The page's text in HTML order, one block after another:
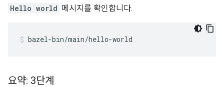
Hello world 메시지를 확인합니다.
bazel-bin/main/hello-world
요약: 3단계